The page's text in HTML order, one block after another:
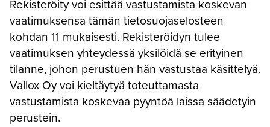
Rekisteröity voi esittää vastustamista koskevan
vaatimuksensa tämän tietosuojaselosteen
kohdan 11 mukaisesti. Rekisteröidyn tulee
vaatimuksen yhteydessä yksilöidä se erityinen
tilanne, johon perustuen hän vastustaa käsittelyä.
Vallox Oy voi kieltäytyä toteuttamasta
vastustamista koskevaa pyyntöä laissa säädetyin
perustein.